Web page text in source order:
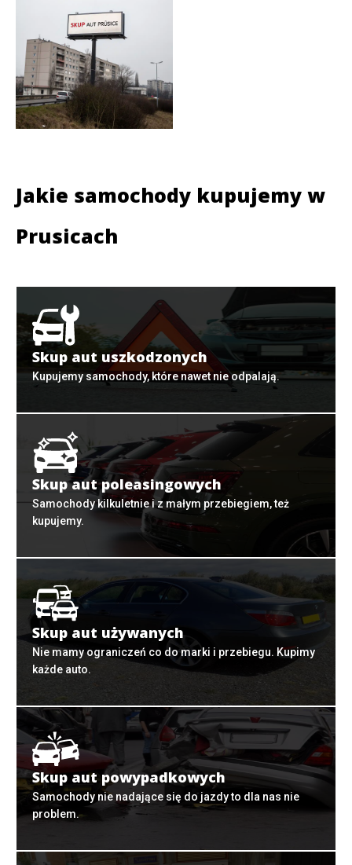
Jakie samochody kupujemy w
Prusicach
Skup aut uszkodzonych
Kupujemy samochody, które nawet nie odpalają.
Skup aut poleasingowych
Samochody kilkuletnie i z małym przebiegiem, też
kupujemy.
Skup aut używanych
Nie mamy ograniczeń co do marki i przebiegu. Kupimy
każde auto.
Skup aut powypadkowych
Samochody nie nadające się do jazdy to dla nas nie
problem.